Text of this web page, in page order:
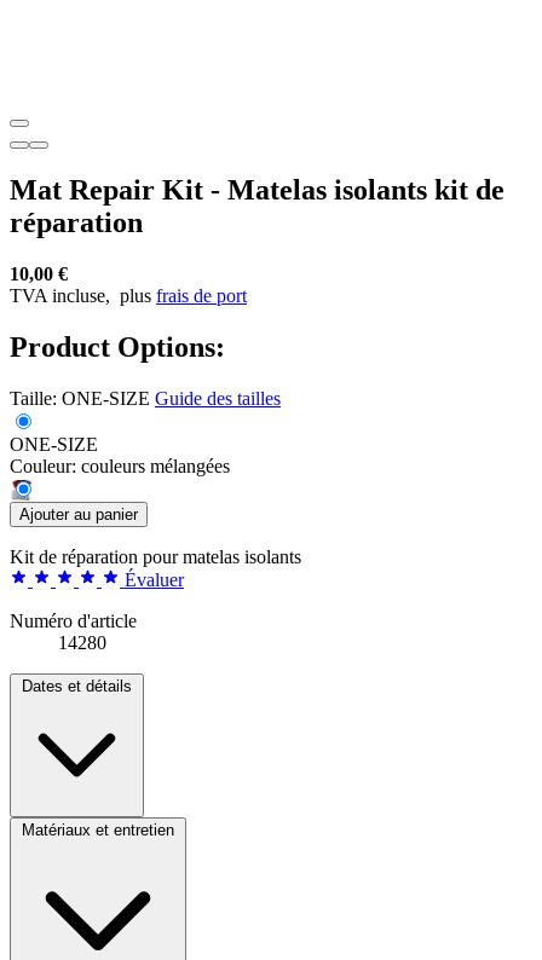
Mat Repair Kit - Matelas isolants kit de
réparation
10,00 €
TVA incluse, plus frais de port
Product Options:
Taille: ONE-SIZE Guide des tailles
ONE-SIZE
Couleur: couleurs mélangées
Ajouter au panier
Kit de réparation pour matelas isolants
Évaluer
Numéro d'article
14280
Dates et détails
Matériaux et entretien